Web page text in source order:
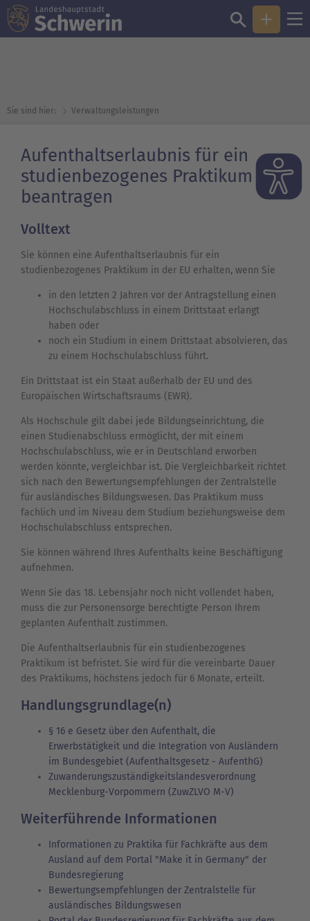
Sie sind hier: Verwaltungsleistungen
Aufenthaltserlaubnis für ein
studienbezogenes Praktikum EU
beantragen
Volltext
Sie können eine Aufenthaltserlaubnis für ein
studienbezogenes Praktikum in der EU erhalten, wenn Sie
in den letzten 2 Jahren vor der Antragstellung einen
Hochschulabschluss in einem Drittstaat erlangt
haben oder
noch ein Studium in einem Drittstaat absolvieren, das
zu einem Hochschulabschluss führt.
Ein Drittstaat ist ein Staat außerhalb der EU und des
Europäischen Wirtschaftsraums (EWR).
Als Hochschule gilt dabei jede Bildungseinrichtung, die
einen Studienabschluss ermöglicht, der mit einem
Hochschulabschluss, wie er in Deutschland erworben
werden könnte, vergleichbar ist. Die Vergleichbarkeit richtet
sich nach den Bewertungsempfehlungen der Zentralstelle
für ausländisches Bildungswesen. Das Praktikum muss
fachlich und im Niveau dem Studium beziehungsweise dem
Hochschulabschluss entsprechen.
Sie können während Ihres Aufenthalts keine Beschäftigung
aufnehmen.
Wenn Sie das 18. Lebensjahr noch nicht vollendet haben,
muss die zur Personensorge berechtigte Person Ihrem
geplanten Aufenthalt zustimmen.
Die Aufenthaltserlaubnis für ein studienbezogenes
Praktikum ist befristet. Sie wird für die vereinbarte Dauer
des Praktikums, höchstens jedoch für 6 Monate, erteilt.
Handlungsgrundlage(n)
§ 16 e Gesetz über den Aufenthalt, die
Erwerbstätigkeit und die Integration von Ausländern
im Bundesgebiet (Aufenthaltsgesetz - AufenthG)
Zuwanderungszuständigkeitslandesverordnung
Mecklenburg-Vorpommern (ZuwZLVO M-V)
Weiterführende Informationen
Informationen zu Praktika für Fachkräfte aus dem
Ausland auf dem Portal "Make it in Germany" der
Bundesregierung
Bewertungsempfehlungen der Zentralstelle für
ausländisches Bildungswesen